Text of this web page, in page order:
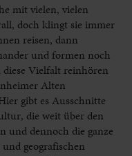
mit vielen, vielen
doch klingt sie immer
reisen, dann
und formen noch
Vielfalt reinhören
Alten
gibt es Ausschnitte
die weit über den
und dennoch die ganze
geografischen